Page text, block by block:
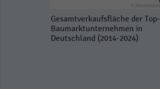
Gesamtverkaufsfläche der Top-
Baumarktunternehmen in
Deutschland (2014-2024)